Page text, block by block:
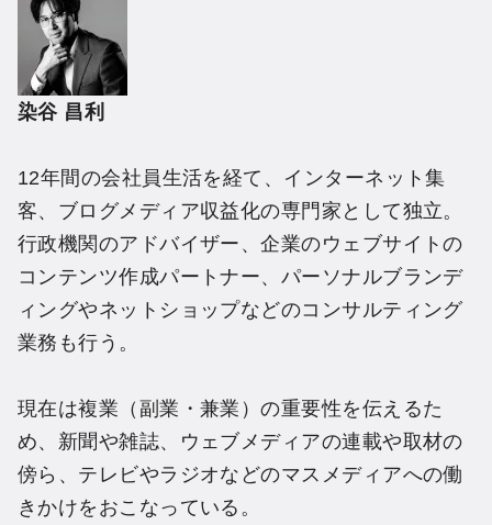
染谷 昌利
12年間の会社員生活を経て、インターネット集
客、ブログメディア収益化の専門家として独立。
行政機関のアドバイザー、企業のウェブサイトの
コンテンツ作成パートナー、パーソナルブランデ
ィングやネットショップなどのコンサルティング
業務も行う。
現在は複業（副業・兼業）の重要性を伝えるた
め、新聞や雑誌、ウェブメディアの連載や取材の
傍ら、テレビやラジオなどのマスメディアへの働
きかけをおこなっている。